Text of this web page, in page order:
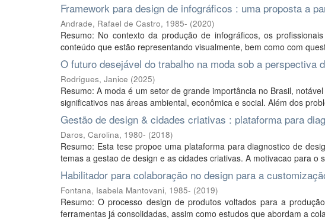
Framework para design de infográficos : uma proposta a
Andrade, Rafael de Castro, 1985- (2020)
Resumo: No contexto da produção de infográficos, os
conteúdo que estão representando visualmente, bem como com
O futuro desejável do trabalho na moda sob a perspectiva
Rodrigues, Janice (2025)
Resumo: A moda é um setor de grande importância no Brasil,
significativos nas áreas ambiental, econômica e social. Além dos
Gestão de design & cidades criativas : plataforma para
Daros, Carolina, 1980- (2018)
Resumo: Esta tese propoe uma plataforma para diagnostico de
temas a gestao de design e as cidades criativas. A motivacao para o
Habilitador para colaboração no design para a
Fontana, Isabela Mantovani, 1985- (2019)
Resumo: O processo design de produtos voltados para a
ferramentas já consolidadas, assim como estudos que abordam a